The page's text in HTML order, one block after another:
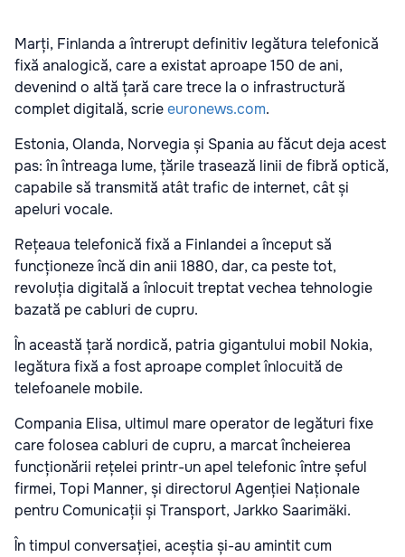
Marți, Finlanda a întrerupt definitiv legătura telefonică
fixă analogică, care a existat aproape 150 de ani,
devenind o altă țară care trece la o infrastructură
complet digitală, scrieeuronews.com.
Estonia, Olanda, Norvegia și Spania au făcut deja acest
pas: în întreaga lume, țările trasează linii de fibră optică,
capabile să transmită atât trafic de internet, cât și
apeluri vocale.
Rețeaua telefonică fixă a Finlandei a început să
funcționeze încă din anii 1880, dar, ca peste tot,
revoluția digitală a înlocuit treptat vechea tehnologie
bazată pe cabluri de cupru.
În această țară nordică, patria gigantului mobil Nokia,
legătura fixă a fost aproape complet înlocuită de
telefoanele mobile.
Compania Elisa, ultimul mare operator de legături fixe
care folosea cabluri de cupru, a marcat încheierea
funcționării rețelei printr-un apel telefonic între șeful
firmei, Topi Manner, și directorul Agenției Naționale
pentru Comunicații și Transport, Jarkko Saarimäki.
În timpul conversației, aceștia și-au amintit cum